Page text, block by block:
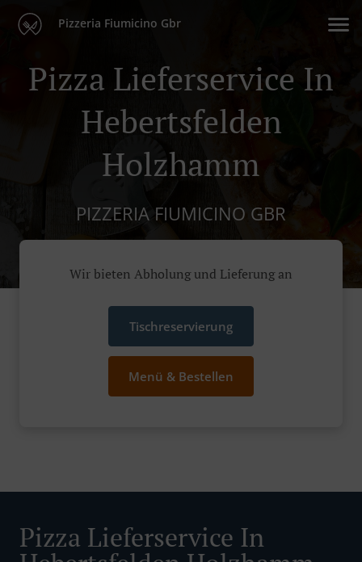
Pizzeria Fiumicino Gbr
Pizza Lieferservice In
Hebertsfelden
Holzhamm
PIZZERIA FIUMICINO GBR
Wir bieten Abholung und Lieferung an
Tischreservierung
Menü & Bestellen
Pizza Lieferservice In